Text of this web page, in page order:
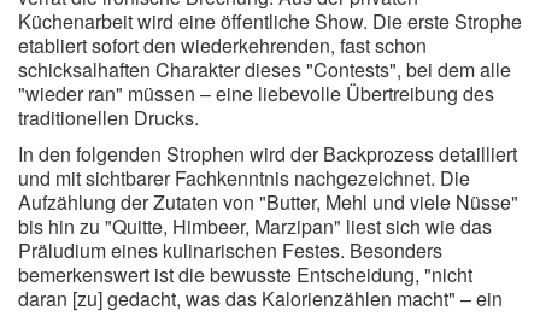
Küchenarbeit wird eine öffentliche Show. Die erste Strophe
etabliert sofort den wiederkehrenden, fast schon
schicksalhaften Charakter dieses "Contests", bei dem alle
"wieder ran" müssen – eine liebevolle Übertreibung des
traditionellen Drucks.
In den folgenden Strophen wird der Backprozess detailliert
und mit sichtbarer Fachkenntnis nachgezeichnet. Die
Aufzählung der Zutaten von "Butter, Mehl und viele Nüsse"
bis hin zu "Quitte, Himbeer, Marzipan" liest sich wie das
Präludium eines kulinarischen Festes. Besonders
bemerkenswert ist die bewusste Entscheidung, "nicht
daran [zu] gedacht, was das Kalorienzählen macht" – ein